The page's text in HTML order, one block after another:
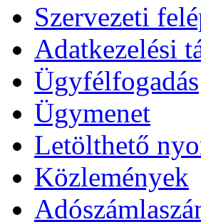
Szervezeti
Adatkezelési
Ügyfélfogadás
Ügymenet
Letölthető
Közlemények